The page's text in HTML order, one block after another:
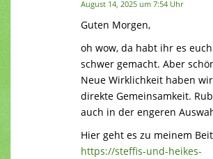
August 14, 2025 um 7:54 Uhr
Guten Morgen,
oh wow, da habt ihr es
schwer gemacht. Aber
Neue Wirklichkeit haben
direkte Gemeinsamkeit.
auch in der engeren
Hier geht es zu meinem
https://steffis-und-heikes-